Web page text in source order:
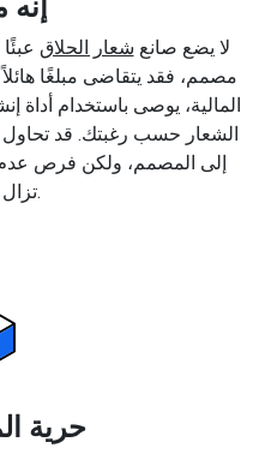
لا يضع صانع شعار الحلاق
مصمم، فقد يتقاضى مبلغًا
المالية، يوصى باستخدام أداة
الشعار حسب رغبتك. قد
إلى المصمم، ولكن فرص عدم
تزال مرتفعة.
حرية